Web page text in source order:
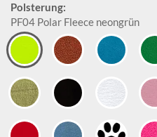
Polsterung:
PF04 Polar Fleece neongrün